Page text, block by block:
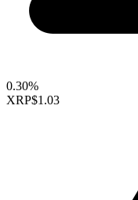
0.30%
XRP$1.03